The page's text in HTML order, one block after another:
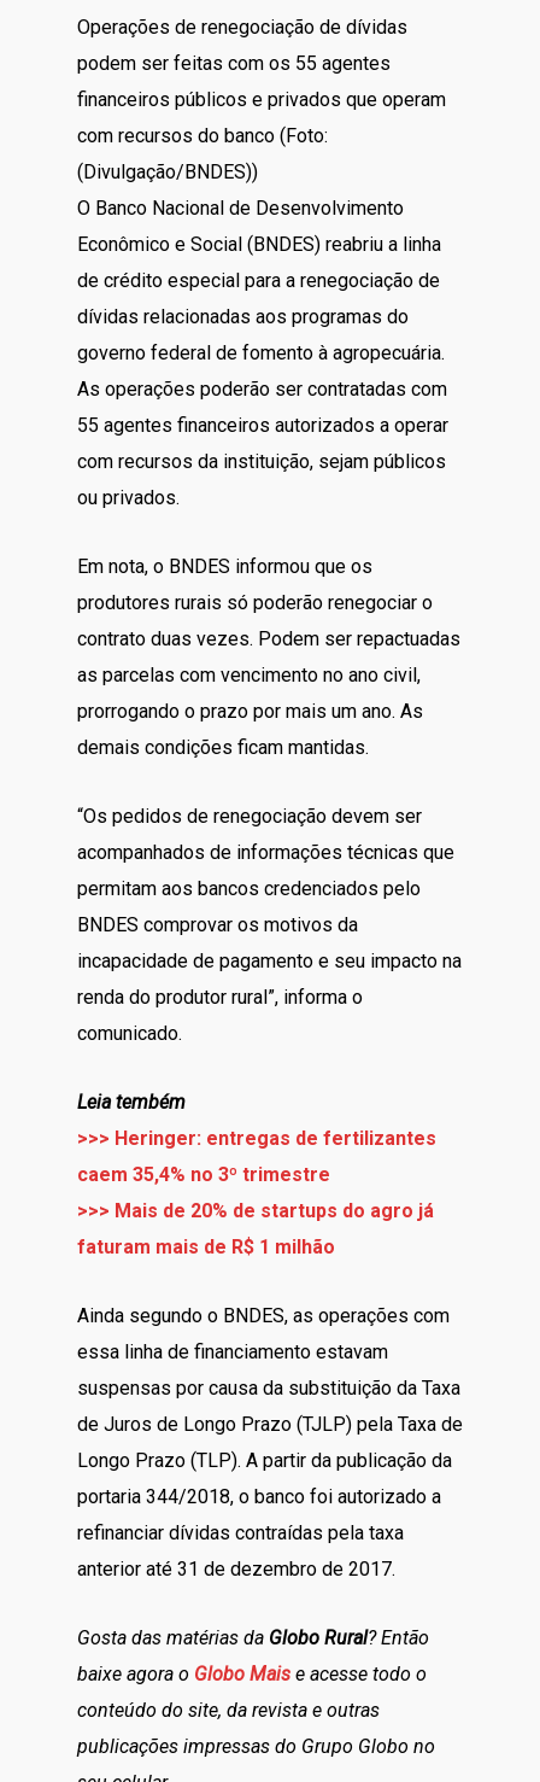
Operações de renegociação de dívidas
podem ser feitas com os 55 agentes
financeiros públicos e privados que operam
com recursos do banco (Foto:
(Divulgação/BNDES))
O Banco Nacional de Desenvolvimento
Econômico e Social (BNDES) reabriu a linha
de crédito especial para a renegociação de
dívidas relacionadas aos programas do
governo federal de fomento à agropecuária.
As operações poderão ser contratadas com
55 agentes financeiros autorizados a operar
com recursos da instituição, sejam públicos
ou privados.
Em nota, o BNDES informou que os
produtores rurais só poderão renegociar o
contrato duas vezes. Podem ser repactuadas
as parcelas com vencimento no ano civil,
prorrogando o prazo por mais um ano. As
demais condições ficam mantidas.
“Os pedidos de renegociação devem ser
acompanhados de informações técnicas que
permitam aos bancos credenciados pelo
BNDES comprovar os motivos da
incapacidade de pagamento e seu impacto na
renda do produtor rural”, informa o
comunicado.
Leia tembém
>>> Heringer: entregas de fertilizantes
caem 35,4% no 3º trimestre
>>> Mais de 20% de startups do agro já
faturam mais de R$ 1 milhão
Ainda segundo o BNDES, as operações com
essa linha de financiamento estavam
suspensas por causa da substituição da Taxa
de Juros de Longo Prazo (TJLP) pela Taxa de
Longo Prazo (TLP). A partir da publicação da
portaria 344/2018, o banco foi autorizado a
refinanciar dívidas contraídas pela taxa
anterior até 31 de dezembro de 2017.
Gosta das matérias da Globo Rural? Então
baixe agora o Globo Mais e acesse todo o
conteúdo do site, da revista e outras
publicações impressas do Grupo Globo no